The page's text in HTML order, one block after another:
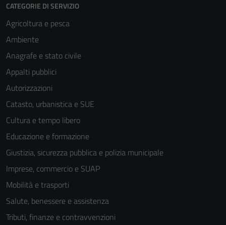
CATEGORIE DI SERVIZIO
Agricoltura e pesca
Ambiente
Anagrafe e stato civile
Appalti pubblici
Autorizzazioni
Catasto, urbanistica e SUE
Cultura e tempo libero
Educazione e formazione
Giustizia, sicurezza pubblica e polizia municipale
Imprese, commercio e SUAP
Mobilità e trasporti
Salute, benessere e assistenza
Tributi, finanze e contravvenzioni